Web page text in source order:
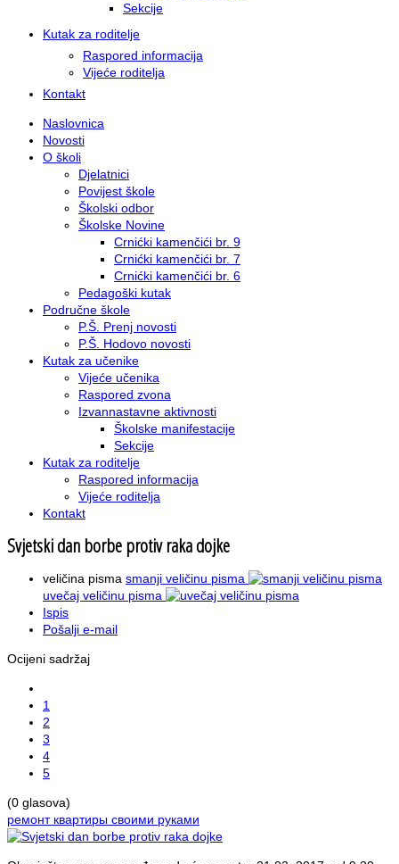
Sekcije
Kutak za roditelje
Raspored informacija
Vijeće roditelja
Kontakt
Naslovnica
Novosti
O školi
Djelatnici
Povijest škole
Školski odbor
Školske Novine
Crnićki kamenčići br. 9
Crnićki kamenčići br. 7
Crnićki kamenčići br. 6
Pedagoški kutak
Područne škole
P.Š. Prenj novosti
P.Š. Hodovo novosti
Kutak za učenike
Vijeće učenika
Raspored zvona
Izvannastavne aktivnosti
Školske manifestacije
Sekcije
Kutak za roditelje
Raspored informacija
Vijeće roditelja
Kontakt
Svjetski dan borbe protiv raka dojke
veličina pisma smanji veličinu pisma
uvečaj veličinu pisma
Ispis
Pošalji e-mail
Ocijeni sadržaj
1
2
3
4
5
(0 glasova)
ремонт квартиры своими руками